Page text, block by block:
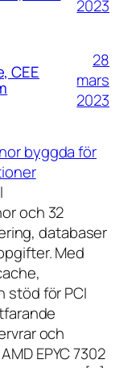
2023
CEE
28
mars
2023
byggda för
och 32
databaser
Med
stöd för PCI
och
EPYC 7302